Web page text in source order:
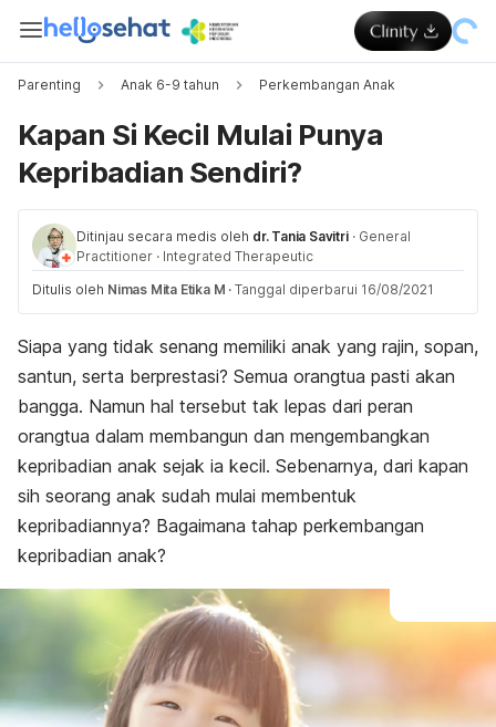
Parenting Anak 6-9 tahun Perkembangan Anak
Kapan Si Kecil Mulai Punya
Kepribadian Sendiri?
Ditinjau secara medis oleh dr. Tania Savitri · General
Practitioner · Integrated Therapeutic
Ditulis oleh Nimas Mita Etika M · Tanggal diperbarui 16/08/2021
Siapa yang tidak senang memiliki anak yang rajin, sopan,
santun, serta berprestasi? Semua orangtua pasti akan
bangga. Namun hal tersebut tak lepas dari peran
orangtua dalam membangun dan mengembangkan
kepribadian anak sejak ia kecil. Sebenarnya, dari kapan
sih seorang anak sudah mulai membentuk
kepribadiannya? Bagaimana tahap perkembangan
kepribadian anak?